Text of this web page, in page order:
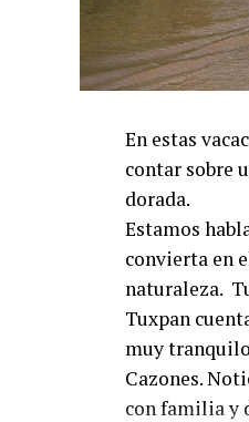
En estas
contar sobre
dorada.
Estamos
convierta en
naturaleza.
Tuxpan
muy
Cazones.
con familia y